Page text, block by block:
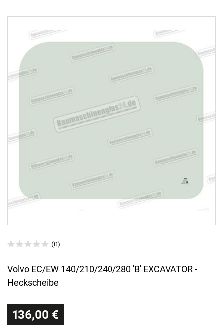
(0)
Volvo EC/EW 140/210/240/280 'B' EXCAVATOR -
Heckscheibe
136,00 €